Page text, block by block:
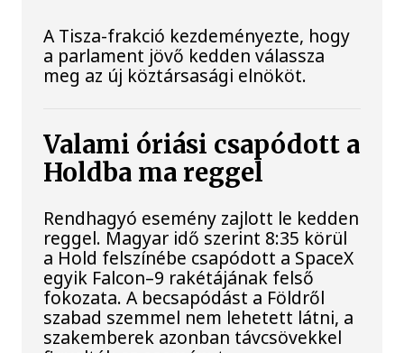
A Tisza-frakció kezdeményezte, hogy
a parlament jövő kedden válassza
meg az új köztársasági elnököt.
Valami óriási csapódott a
Holdba ma reggel
Rendhagyó esemény zajlott le kedden
reggel. Magyar idő szerint 8:35 körül
a Hold felszínébe csapódott a SpaceX
egyik Falcon–9 rakétájának felső
fokozata. A becsapódást a Földről
szabad szemmel nem lehetett látni, a
szakemberek azonban távcsövekkel